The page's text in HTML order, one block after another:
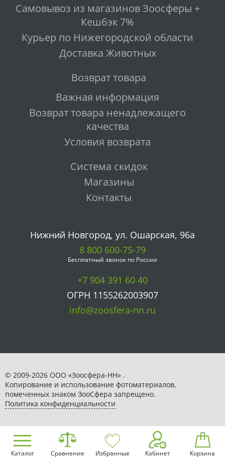
Самовывоз из магазинов Зоосферы +
Кешбэк 7%
Курьер по Нижегородской области
Доставка Животных
Возврат товара
Важная информация
Возврат товара ненадлежащего
качества
Условия возврата
Система скидок
Магазины
Контакты
Нижний Новгород, ул. Ошарская, 96а
8 800 600-75-79
Бесплатный звонок по России
+7 904 391 60 40
ОГРН 1155262003907
info@zoosfera-nn.ru
© 2009-2026 ООО «Зоосфера-НН» .
Копирование и использование фотоматериалов,
помеченных знаком ЗooСфера запрещено.
Политика конфиденциальности
Каталог Сравнение Избранные Кабинет Корзина